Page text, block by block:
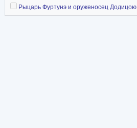
Рыцарь Фуртунэ и оруженосец Додицою